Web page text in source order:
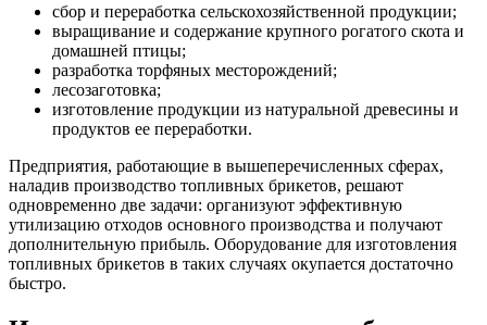
сбор и переработка сельскохозяйственной продукции;
выращивание и содержание крупного рогатого скота и
домашней птицы;
разработка торфяных месторождений;
лесозаготовка;
изготовление продукции из натуральной древесины и
продуктов ее переработки.
Предприятия, работающие в вышеперечисленных сферах,
наладив производство топливных брикетов, решают
одновременно две задачи: организуют эффективную
утилизацию отходов основного производства и получают
дополнительную прибыль. Оборудование для изготовления
топливных брикетов в таких случаях окупается достаточно
быстро.